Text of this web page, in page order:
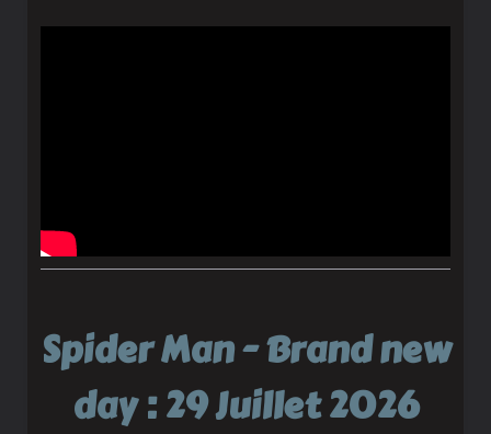
Spider Man - Brand new
day : 29 Juillet 2026